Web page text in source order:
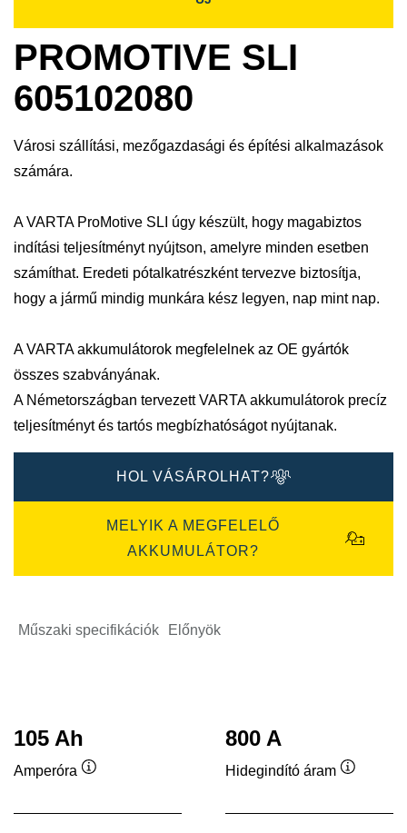
PROMOTIVE SLI
605102080
Városi szállítási, mezőgazdasági és építési alkalmazások
számára.
A VARTA ProMotive SLI úgy készült, hogy magabiztos
indítási teljesítményt nyújtson, amelyre minden esetben
számíthat. Eredeti pótalkatrészként tervezve biztosítja,
hogy a jármű mindig munkára kész legyen, nap mint nap.
A VARTA akkumulátorok megfelelnek az OE gyártók
összes szabványának.
A Németországban tervezett VARTA akkumulátorok precíz
teljesítményt és tartós megbízhatóságot nyújtanak.
HOL VÁSÁROLHAT?
MELYIK A MEGFELELŐ
AKKUMULÁTOR?
Műszaki specifikációk Előnyök
105 Ah
Amperóra
800 A
Hidegindító áram